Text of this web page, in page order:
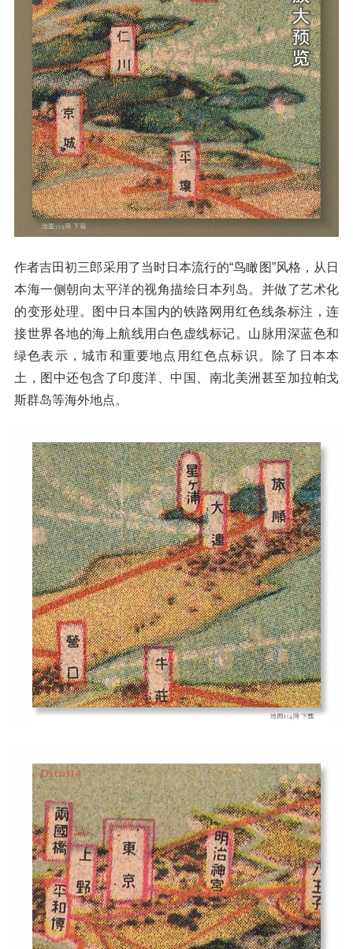
作者吉田初三郎采用了当时日本流行的“鸟瞰图”风格，从日
本海一侧朝向太平洋的视角描绘日本列岛。并做了艺术化
的变形处理。图中日本国内的铁路网用红色线条标注，连
接世界各地的海上航线用白色虚线标记。山脉用深蓝色和
绿色表示，城市和重要地点用红色点标识。除了日本本
土，图中还包含了印度洋、中国、南北美洲甚至加拉帕戈
斯群岛等海外地点。